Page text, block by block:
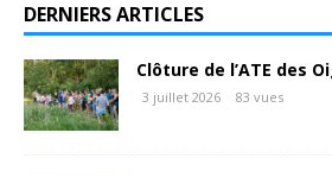
DERNIERS ARTICLES
Clôture de l’ATE des
3 juillet 2026 83 vues